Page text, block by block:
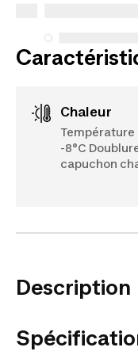
Chaleur
-8°C
capuchon
Description